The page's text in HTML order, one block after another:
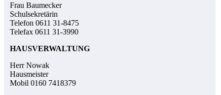
Frau Baumecker
Schulsekretärin
Telefon 0611 31-8475
Telefax 0611 31-3990
HAUSVERWALTUNG
Herr Nowak
Hausmeister
Mobil 0160 7418379